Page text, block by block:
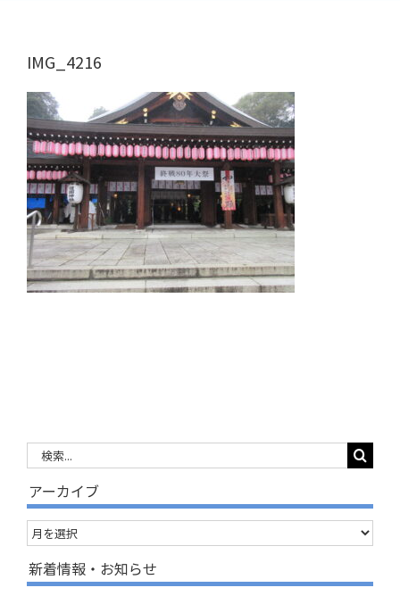
IMG_4216
…
アーカイブ
ア
ー
カ
新着情報・お知らせ